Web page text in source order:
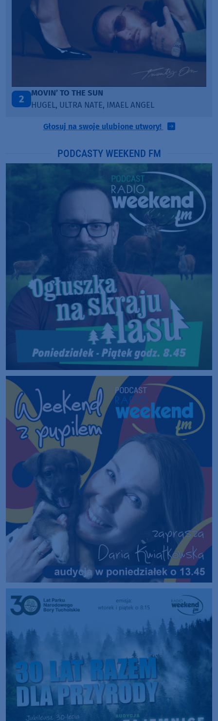
3
LEGENDARY LOVERS (SAVE ME)
KATY PERRY & CHIEF KEEF
Głosuj na swoje ulubione utwory!
PODCASTY WEEKEND FM